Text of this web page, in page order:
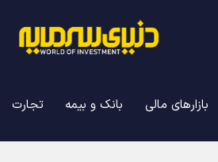
بازارهای مالی بانک و بیمه تجارت